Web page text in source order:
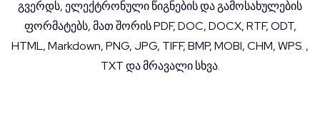
გვერდს, ელექტრონული წიგნების და გამოსახულების
ფორმატებს, მათ შორის PDF, DOC, DOCX, RTF, ODT,
HTML, Markdown, PNG, JPG, TIFF, BMP, MOBI, CHM, WPS. ,
TXT და მრავალი სხვა.